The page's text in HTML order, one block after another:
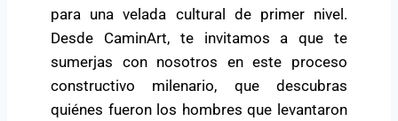
para una velada cultural de primer nivel.
Desde CaminArt, te invitamos a que te
sumerjas con nosotros en este proceso
constructivo milenario, que descubras
quiénes fueron los hombres que levantaron